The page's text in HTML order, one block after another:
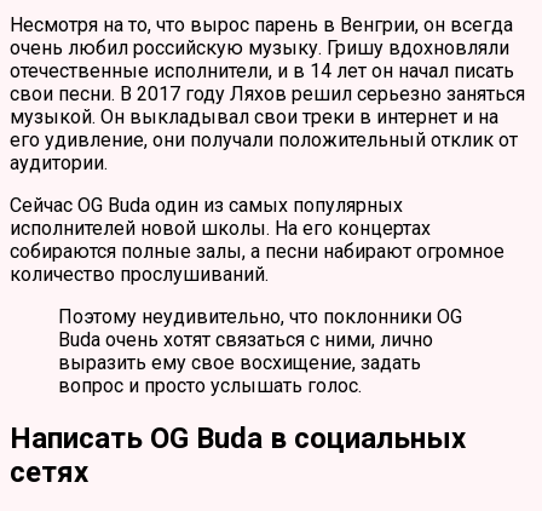
Несмотря на то, что вырос парень в Венгрии, он всегда
очень любил российскую музыку. Гришу вдохновляли
отечественные исполнители, и в 14 лет он начал писать
свои песни. В 2017 году Ляхов решил серьезно заняться
музыкой. Он выкладывал свои треки в интернет и на
его удивление, они получали положительный отклик от
аудитории.
Сейчас OG Buda один из самых популярных
исполнителей новой школы. На его концертах
собираются полные залы, а песни набирают огромное
количество прослушиваний.
Поэтому неудивительно, что поклонники OG
Buda очень хотят связаться с ними, лично
выразить ему свое восхищение, задать
вопрос и просто услышать голос.
Написать OG Buda в социальных
сетях